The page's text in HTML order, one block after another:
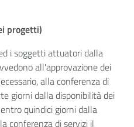
progetti)
i soggetti attuatori dalla
all'approvazione dei
alla conferenza di
giorni dalla disponibilità dei
quindici giorni dalla
conferenza di servizi il